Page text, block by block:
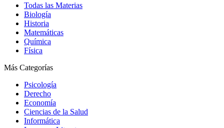
Todas las Materias
Biología
Historia
Matemáticas
Química
Física
Más Categorías
Psicología
Derecho
Economía
Ciencias de la Salud
Informática